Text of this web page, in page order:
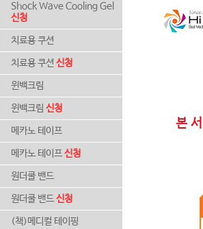
Shock Wave Cooling Gel
신청
치료용 쿠션
치료용 쿠션 신청
윈백크림
윈백크림 신청
메카노 테이프
메카노 테이프신청
원더쿨 밴드
원더쿨 밴드신청
(책)메디컬 테이핑